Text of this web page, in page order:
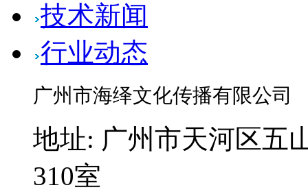
技术新闻
行业动态
广州市海绎文化传播有限公司
地址: 广州市天河区五
310室